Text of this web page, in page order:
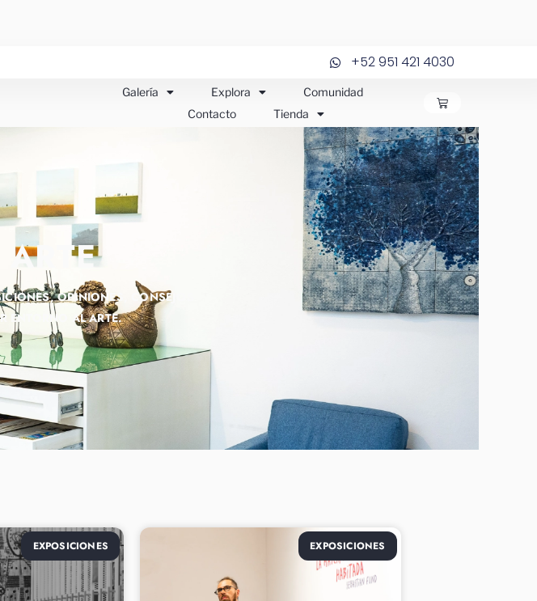
+52 951 421 4030
Galería Explora
Comunidad
Contacto
Tienda CARRITO
ARTE
OPINIONES, CONSEJOS
ENTORNO AL ARTE.
EXPOSICIONES EXPOSICIONES